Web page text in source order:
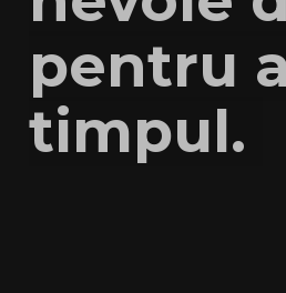
pentru
timpul.